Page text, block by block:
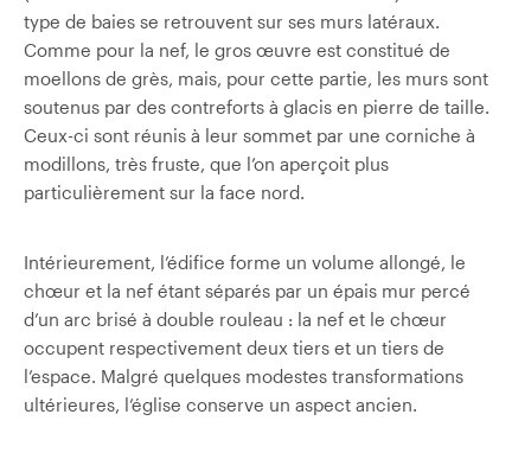
type de baies se retrouvent sur ses murs latéraux.
Comme pour la nef, le gros œuvre est constitué de
moellons de grès, mais, pour cette partie, les murs sont
soutenus par des contreforts à glacis en pierre de taille.
Ceux-ci sont réunis à leur sommet par une corniche à
modillons, très fruste, que l’on aperçoit plus
particulièrement sur la face nord.
Intérieurement, l’édifice forme un volume allongé, le
chœur et la nef étant séparés par un épais mur percé
d’un arc brisé à double rouleau : la nef et le chœur
occupent respectivement deux tiers et un tiers de
l’espace. Malgré quelques modestes transformations
ultérieures, l’église conserve un aspect ancien.